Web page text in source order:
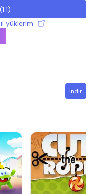
(1.1)
yüklerim
İndir